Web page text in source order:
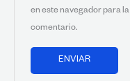
en este navegador para
comentario.